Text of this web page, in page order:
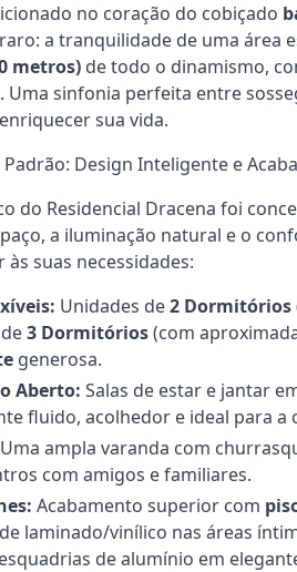
no coração do cobiçado
a tranquilidade de uma área
metros) de todo o dinamismo,
Uma sinfonia perfeita entre
sua vida.
Design Inteligente e
do Residencial Dracena foi
a iluminação natural e o
suas necessidades:
Unidades de2 Dormitórios
3 Dormitórios(com
generosa.
Aberto: Salas de estar e jantar
fluido, acolhedor e ideal para a
Uma ampla varanda com
com amigos e familiares.
Acabamento superior com
laminado/vinílico nas áreas
de alumínio em